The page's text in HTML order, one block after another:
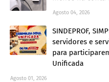
Agosto 04, 2026
SINDEPROF,
servidores e
para
Unificada
Agosto 01, 2026